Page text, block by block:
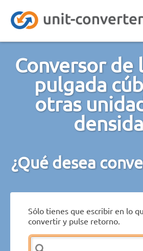
Conversor de
pulgada
otras
¿Qué desea
Sólo tienes que escribir en lo
convertir y pulse retorno.